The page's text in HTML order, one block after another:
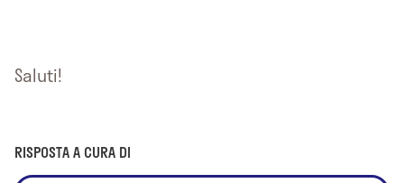
Saluti!
RISPOSTA A CURA DI